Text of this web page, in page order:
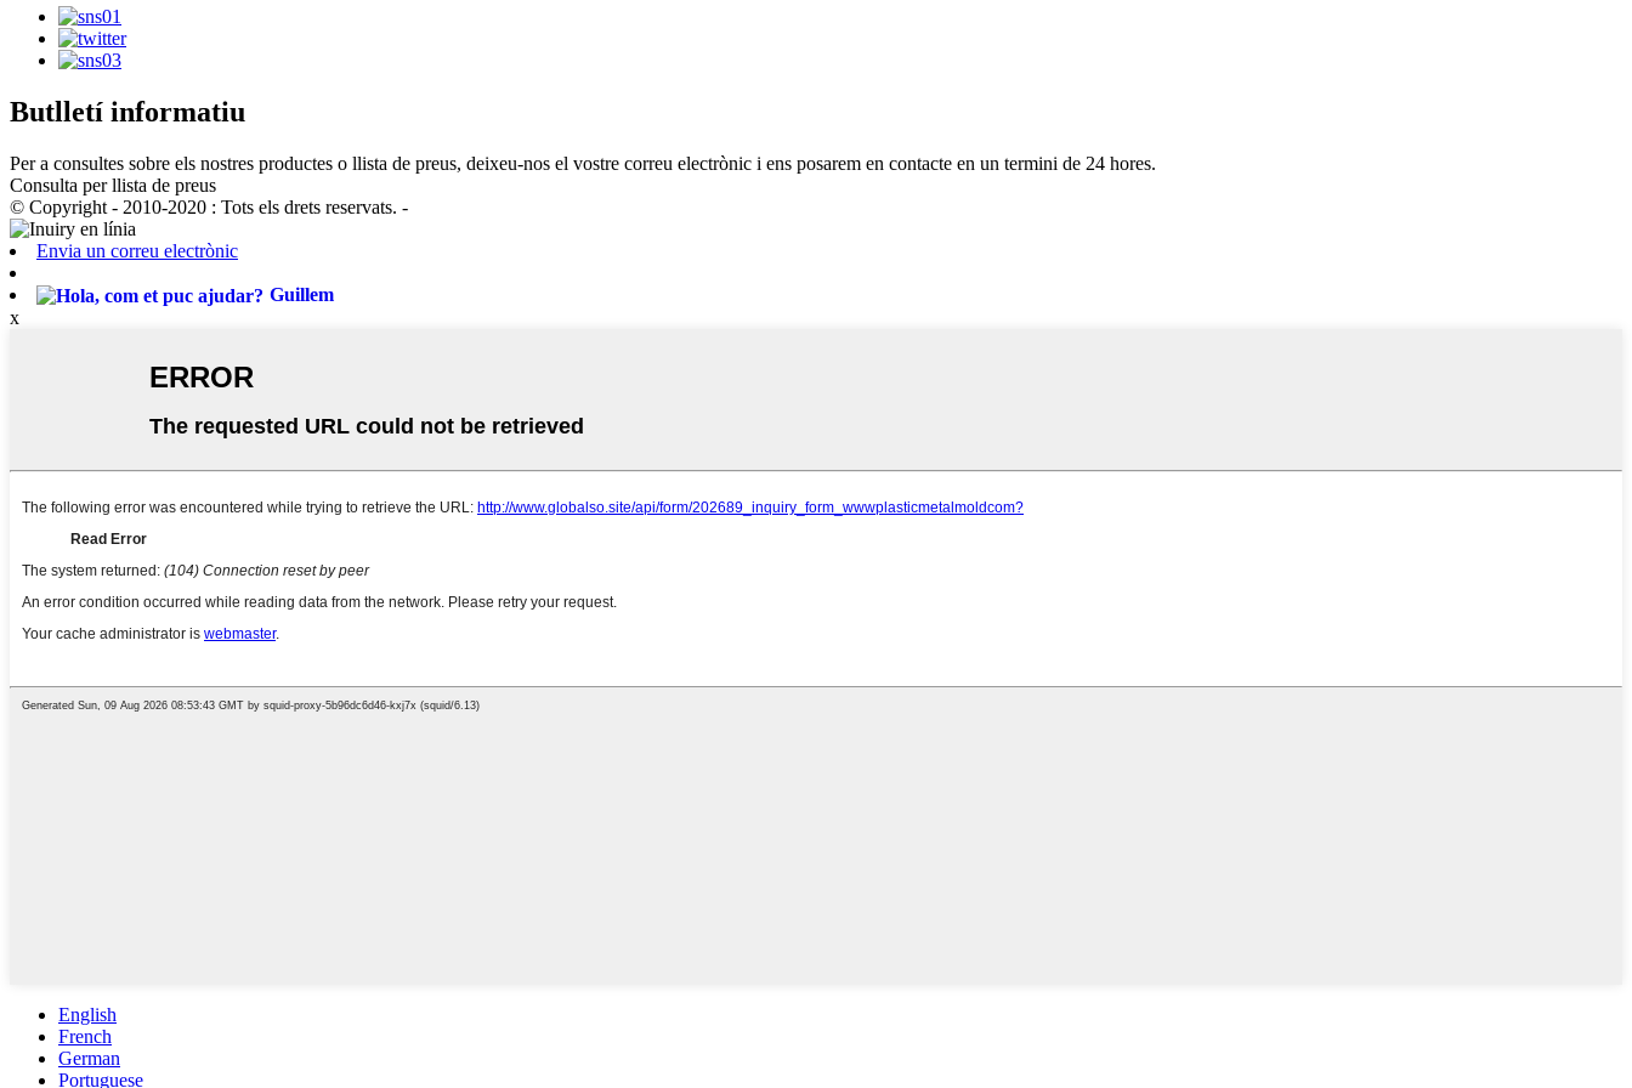
Butlletí informatiu
Per a consultes sobre els nostres productes o llista de preus, deixeu-nos el vostre correu electrònic i ens posarem en contacte en un termini de 24 hores.
Consulta per llista de preus
© Copyright - 2010-2020 : Tots els drets reservats. -
Envia un correu electrònic
Guillem
x
English
French
German
Portuguese